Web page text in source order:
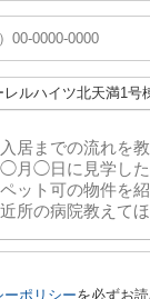
レルハイツ北天満1号
ポリシーを必ずお